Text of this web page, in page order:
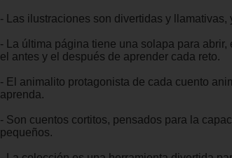
- Las ilustraciones son divertidas y llamativas,
- La última página tiene una solapa para
el antes y el después de aprender cada reto.
- El animalito protagonista de cada cuento
aprenda.
- Son cuentos cortitos, pensados para la
pequeños.